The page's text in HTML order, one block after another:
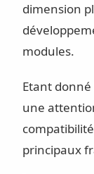
dimension
modules.
Etant
une
principaux